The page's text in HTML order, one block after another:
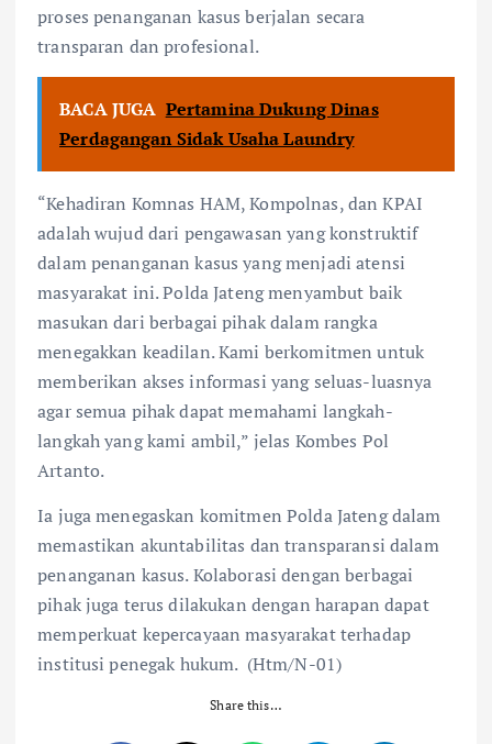
proses penanganan kasus berjalan secara
transparan dan profesional.
BACA JUGA Pertamina Dukung Dinas
Perdagangan Sidak Usaha Laundry
“Kehadiran Komnas HAM, Kompolnas, dan KPAI
adalah wujud dari pengawasan yang konstruktif
dalam penanganan kasus yang menjadi atensi
masyarakat ini. Polda Jateng menyambut baik
masukan dari berbagai pihak dalam rangka
menegakkan keadilan. Kami berkomitmen untuk
memberikan akses informasi yang seluas-luasnya
agar semua pihak dapat memahami langkah-
langkah yang kami ambil,” jelas Kombes Pol
Artanto.
Ia juga menegaskan komitmen Polda Jateng dalam
memastikan akuntabilitas dan transparansi dalam
penanganan kasus. Kolaborasi dengan berbagai
pihak juga terus dilakukan dengan harapan dapat
memperkuat kepercayaan masyarakat terhadap
institusi penegak hukum. (Htm/N-01)
Share this…